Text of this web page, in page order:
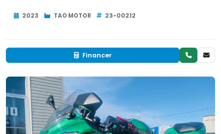
2023 TAO MOTOR 23-00212
Financer
RÉSERVÉ